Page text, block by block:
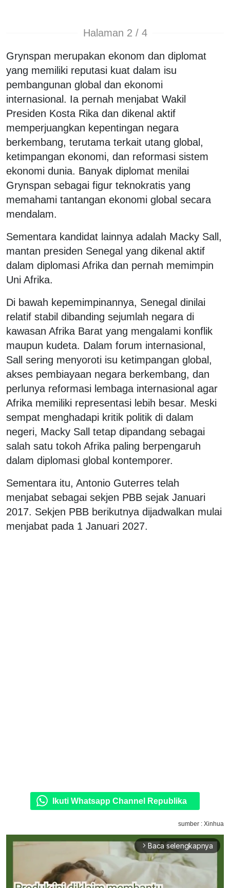
Halaman 2 / 4
Grynspan merupakan ekonom dan diplomat
yang memiliki reputasi kuat dalam isu
pembangunan global dan ekonomi
internasional. Ia pernah menjabat Wakil
Presiden Kosta Rika dan dikenal aktif
memperjuangkan kepentingan negara
berkembang, terutama terkait utang global,
ketimpangan ekonomi, dan reformasi sistem
ekonomi dunia. Banyak diplomat menilai
Grynspan sebagai figur teknokratis yang
memahami tantangan ekonomi global secara
mendalam.
Sementara kandidat lainnya adalah Macky Sall,
mantan presiden Senegal yang dikenal aktif
dalam diplomasi Afrika dan pernah memimpin
Uni Afrika.
Di bawah kepemimpinannya, Senegal dinilai
relatif stabil dibanding sejumlah negara di
kawasan Afrika Barat yang mengalami konflik
maupun kudeta. Dalam forum internasional,
Sall sering menyoroti isu ketimpangan global,
akses pembiayaan negara berkembang, dan
perlunya reformasi lembaga internasional agar
Afrika memiliki representasi lebih besar. Meski
sempat menghadapi kritik politik di dalam
negeri, Macky Sall tetap dipandang sebagai
salah satu tokoh Afrika paling berpengaruh
dalam diplomasi global kontemporer.
Sementara itu, Antonio Guterres telah
menjabat sebagai sekjen PBB sejak Januari
2017. Sekjen PBB berikutnya dijadwalkan mulai
menjabat pada 1 Januari 2027.
Ikuti Whatsapp Channel Republika
sumber : Xinhua
arrow_forward_ios Baca selengkapnya